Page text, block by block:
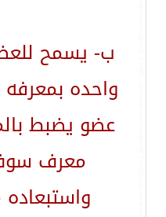
ب- يسمح
واحده
عضو يضبط
معرف